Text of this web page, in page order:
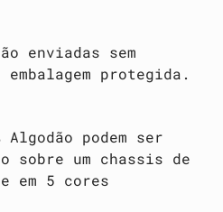
enviadas sem
protegida.
podem ser
sobre um chassis de
em 5 cores